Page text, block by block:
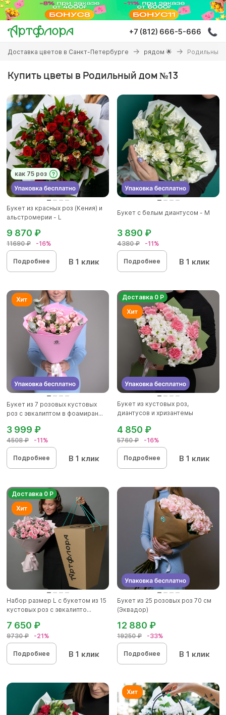
Перейти
основному
содержанию
+7 (812) 666-5-666
Вы
здесь
Доставка цветов в Санкт-Петербурге рядом 🌟 Родильный
Купить цветы в Родильный дом №13
как 75 роз
Букет из красных роз (Кения) и
альстромерии - L
11690 ₽ -16%
9 870 ₽
Подробнее В 1 клик
Букет с белым диантусом - M
4380 ₽ -11%
3 890 ₽
Подробнее В 1 клик
Букет из 7 розовых кустовых
роз с эвкалиптом в фоамиран...
4508 ₽ -11%
3 999 ₽
Подробнее В 1 клик
Доставка 0 Р
Букет из кустовых роз,
диантусов и хризантемы
5760 ₽ -16%
4 850 ₽
Подробнее В 1 клик
Доставка 0 Р
Набор размер L с букетом из 15
кустовых роз с эвкалипто...
9730 ₽ -21%
7 650 ₽
Подробнее В 1 клик
Букет из 25 розовых роз 70 см
(Эквадор)
19250 ₽ -33%
12 880 ₽
Подробнее В 1 клик